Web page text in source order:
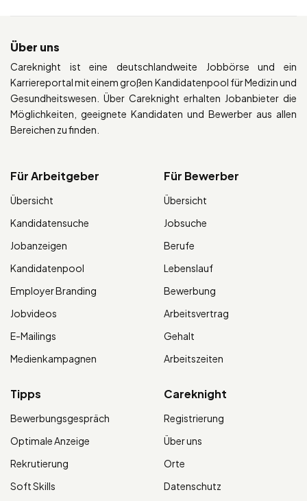
Über uns
Careknight ist eine deutschlandweite Jobbörse und ein
Karriereportal mit einem großen Kandidatenpool für Medizin und
Gesundheitswesen. Über Careknight erhalten Jobanbieter die
Möglichkeiten, geeignete Kandidaten und Bewerber aus allen
Bereichen zu finden.
Für Arbeitgeber
Übersicht
Kandidatensuche
Jobanzeigen
Kandidatenpool
Employer Branding
Jobvideos
E-Mailings
Medienkampagnen
Für Bewerber
Übersicht
Jobsuche
Berufe
Lebenslauf
Bewerbung
Arbeitsvertrag
Gehalt
Arbeitszeiten
Tipps
Bewerbungsgespräch
Optimale Anzeige
Rekrutierung
Soft Skills
Careknight
Registrierung
Über uns
Orte
Datenschutz